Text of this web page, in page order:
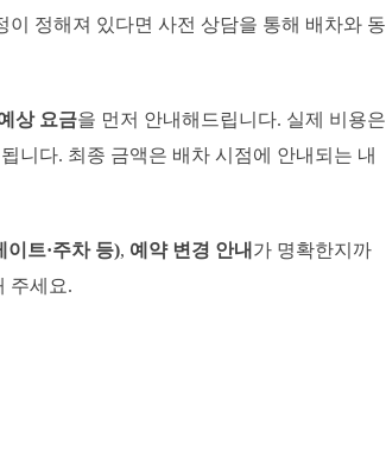
정해져 있다면 사전 상담을 통해 배차와 동
상 요금을 먼저 안내해드립니다. 실제 비용은
니다. 최종 금액은 배차 시점에 안내되는 내
이트·주차 등), 예약 변경 안내 가 명확한지까
주세요.